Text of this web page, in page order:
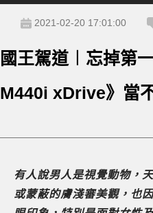
2021-02-20 17:01:00
國王駕道︱忘掉第
M440i xDrive》當
有人說男人是視覺動物，
或蒙蔽的膚淺審美觀，也